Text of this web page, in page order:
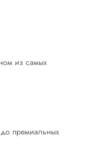
из самых
премиальных